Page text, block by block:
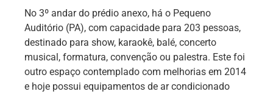
No 3º andar do prédio anexo, há o Pequeno
Auditório (PA), com capacidade para 203 pessoas,
destinado para show, karaokê, balé, concerto
musical, formatura, convenção ou palestra. Este foi
outro espaço contemplado com melhorias em 2014
e hoje possui equipamentos de ar condicionado